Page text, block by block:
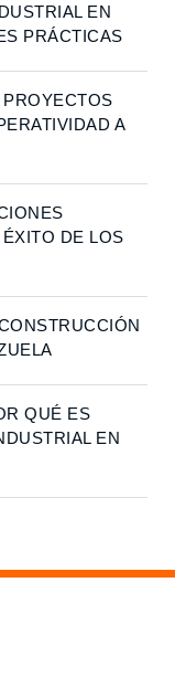
EN
PRÁCTICAS
A
DE LOS
QUÉ ES
EN